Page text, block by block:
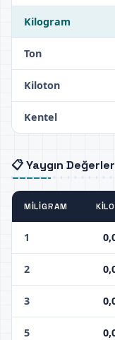
Kilogram
Ton
Kiloton
Kentel
📋 Yaygın
MILIGRAM
1
2
3
5